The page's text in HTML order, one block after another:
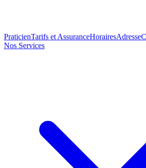
PraticienTarifs et AssuranceHorairesAdresse
Nos Services